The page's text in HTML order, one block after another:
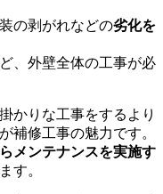
の剥がれなどの劣化を
、外壁全体の工事が必
かりな工事をするより
補修工事の魅力です。
メンテナンスを実施す
す。